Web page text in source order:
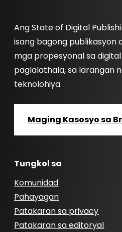
Ang State of Digital
isang bagong publikasyon
mga propesyonal sa
paglalathala, sa larangan
teknolohiya.
Maging Kasosyo sa
Tungkol sa
Komunidad
Pahayagan
Patakaran sa privacy
Patakaran sa editoryal